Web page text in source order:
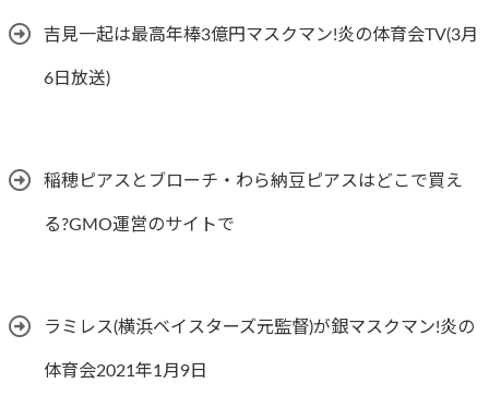
吉見一起は最高年棒3億円マスクマン!炎の体育会TV(3月
6日放送)
稲穂ピアスとブローチ・わら納豆ピアスはどこで買え
る?GMO運営のサイトで
ラミレス(横浜ベイスターズ元監督)が銀マスクマン!炎の
体育会2021年1月9日